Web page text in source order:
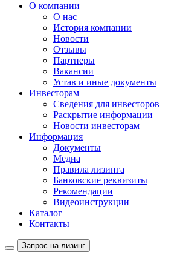
О компании
О нас
История компании
Новости
Отзывы
Партнеры
Вакансии
Устав и иные документы
Инвесторам
Сведения для инвесторов
Раскрытие информации
Новости инвесторам
Информация
Документы
Медиа
Правила лизинга
Банковские реквизиты
Рекомендации
Видеоинструкции
Каталог
Контакты
Запрос на лизинг